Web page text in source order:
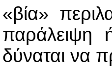
«βία»
παράλειψη
δύναται να